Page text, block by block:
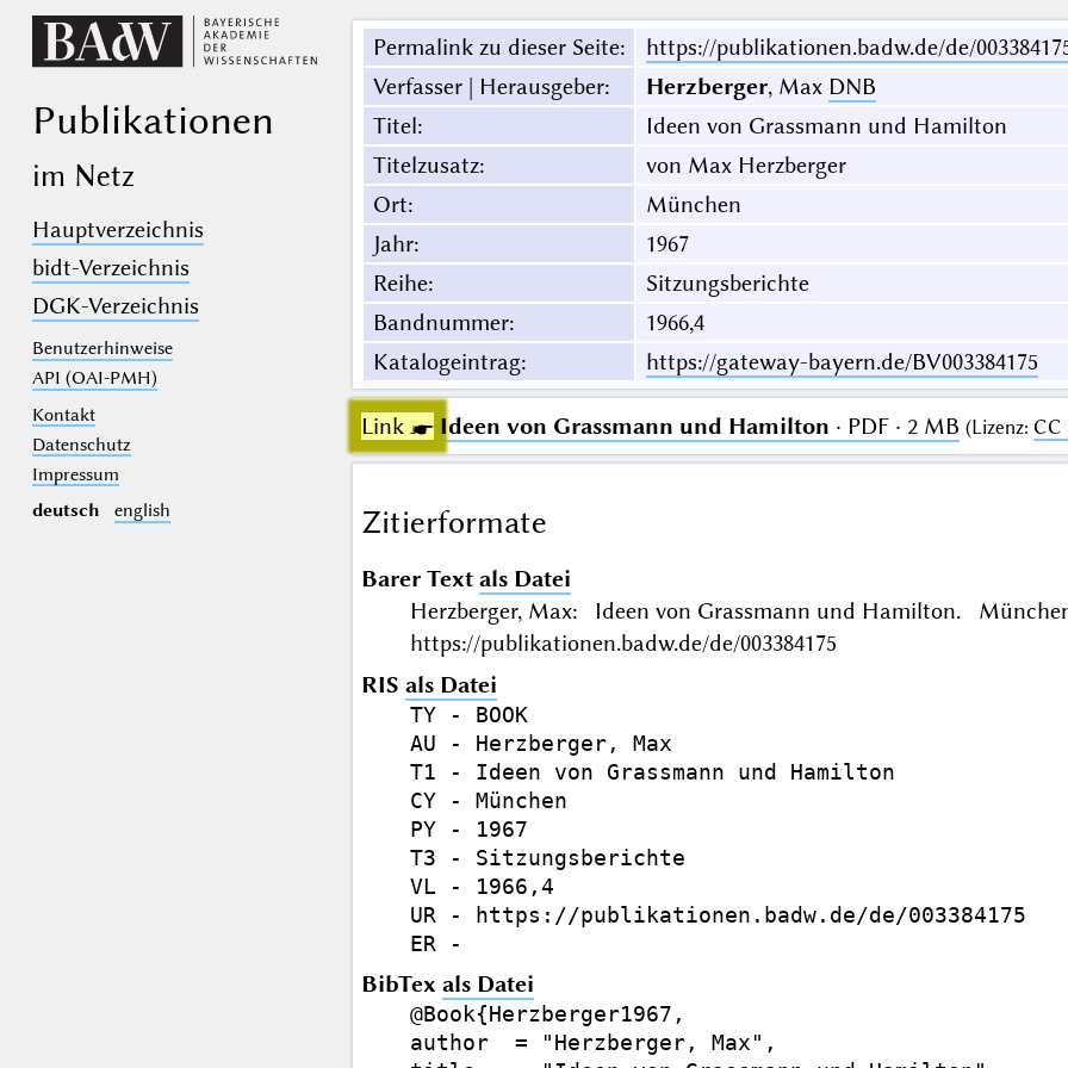
Publikationen
im Netz
Hauptverzeichnis
bidt-Verzeichnis
DGK-Verzeichnis
Benutzerhinweise
API (OAI-PMH)
Kontakt
Datenschutz
Impressum
deutsch
english
Permalink zu dieser Seite:
https://publikationen.badw.de/de/
Verfasser | Herausgeber: Herzberger, Max DNB
Titel:
Ideen von Grassmann und Hamilton
Titelzusatz:
von Max Herzberger
Ort:
München
Jahr:
1967
Reihe:
Sitzungsberichte
Bandnummer:
1966,4
Katalogeintrag: https://gateway-bayern.de/BV003384175
Link ☛ Ideen von Grassmann und Hamilton · PDF · 2 MB (Lizenz: CC
Zitierformate
Barer Text als Datei
Herzberger, Max: Ideen von Grassmann und Hamilton.
https://publikationen.badw.de/de/003384175
RIS als Datei
TY - BOOK
AU - Herzberger, Max
T1 - Ideen von Grassmann und Hamilton
CY - München
PY - 1967
T3 - Sitzungsberichte
VL - 1966,4
UR - https://publikationen.badw.de/de/003384175
BibTex als Datei
@Book{Herzberger1967,
author  = "Herzberger, Max",